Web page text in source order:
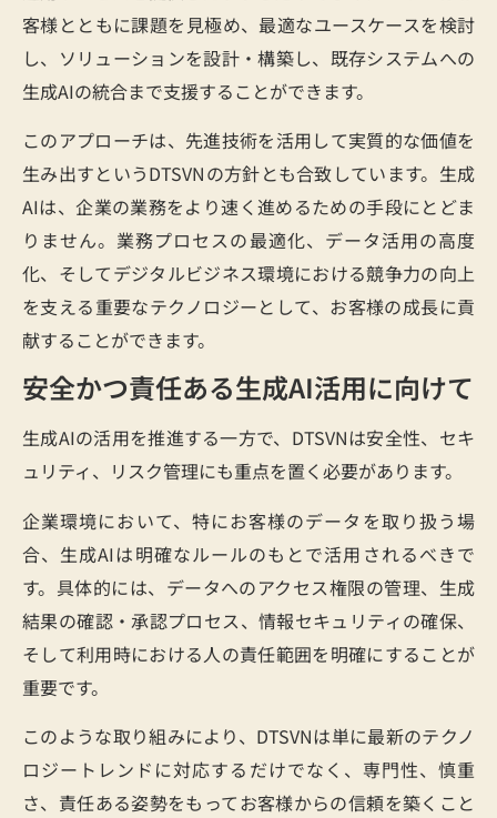
客様とともに課題を見極め、最適なユースケースを検討
し、ソリューションを設計・構築し、既存システムへの
生成AIの統合まで支援することができます。
このアプローチは、先進技術を活用して実質的な価値を
生み出すというDTSVNの方針とも合致しています。生成
AIは、企業の業務をより速く進めるための手段にとどま
りません。業務プロセスの最適化、データ活用の高度
化、そしてデジタルビジネス環境における競争力の向上
を支える重要なテクノロジーとして、お客様の成長に貢
献することができます。
安全かつ責任ある生成AI活用に向けて
生成AIの活用を推進する一方で、DTSVNは安全性、セキ
ュリティ、リスク管理にも重点を置く必要があります。
企業環境において、特にお客様のデータを取り扱う場
合、生成AIは明確なルールのもとで活用されるべきで
す。具体的には、データへのアクセス権限の管理、生成
結果の確認・承認プロセス、情報セキュリティの確保、
そして利用時における人の責任範囲を明確にすることが
重要です。
このような取り組みにより、DTSVNは単に最新のテクノ
ロジートレンドに対応するだけでなく、専門性、慎重
さ、責任ある姿勢をもってお客様からの信頼を築くこと